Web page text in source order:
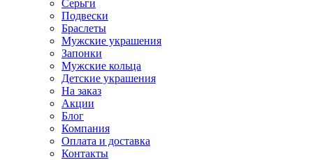
Серьги
Подвески
Браслеты
Мужские украшения
Запонки
Мужские кольца
Детские украшения
На заказ
Акции
Блог
Компания
Оплата и доставка
Контакты